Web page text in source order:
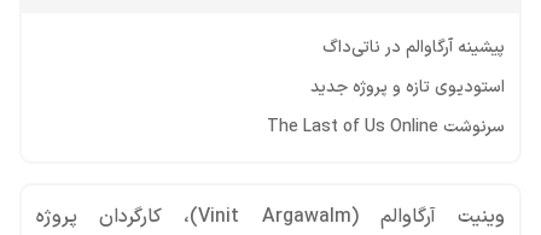
پیشینه آرگاوالم در ناتی‌داگ
استودیوی تازه و پروژه جدید
سرنوشت The Last of Us Online
وینیت آرگاوالم (Vinit Argawalm)، کارگردان پروژه